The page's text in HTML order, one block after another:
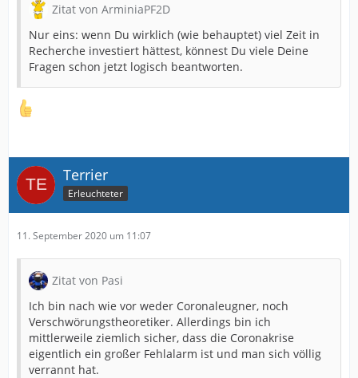
Zitat von ArminiaPF2D
Nur eins: wenn Du wirklich (wie behauptet) viel Zeit in
Recherche investiert hättest, könnest Du viele Deine
Fragen schon jetzt logisch beantworten.
Terrier
Erleuchteter
11. September 2020 um 11:07
Zitat von Pasi
Ich bin nach wie vor weder Coronaleugner, noch
Verschwörungstheoretiker. Allerdings bin ich
mittlerweile ziemlich sicher, dass die Coronakrise
eigentlich ein großer Fehlalarm ist und man sich völlig
verrannt hat.